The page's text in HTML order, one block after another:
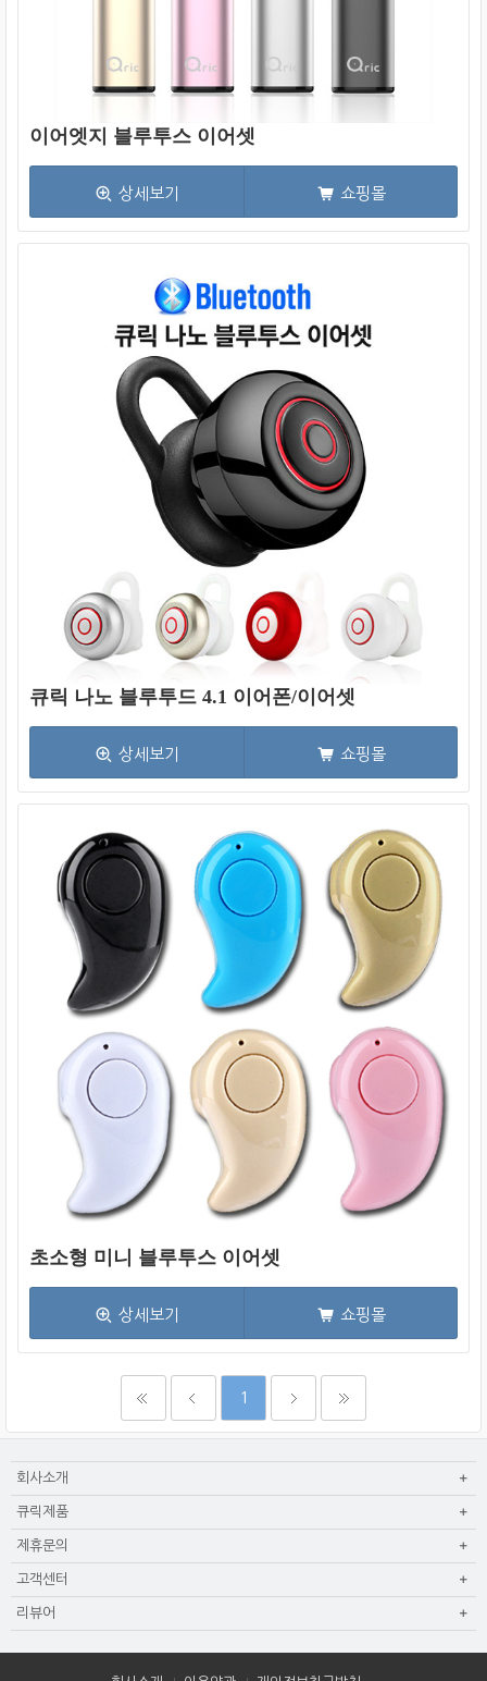
이어엣지 블루투스 이어셋
상세보기 쇼핑몰
큐릭 나노 블루투드 4.1 이어폰/이어셋
상세보기 쇼핑몰
초소형 미니 블루투스 이어셋
상세보기 쇼핑몰
1
회사소개
큐릭제품
제휴문의
고객센터
리뷰어